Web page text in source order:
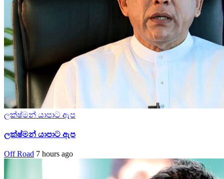
ලක්ෂ්මන් යාපාට ඇප
ලක්ෂ්මන් යාපාට ඇප
Off Road 7 hours ago